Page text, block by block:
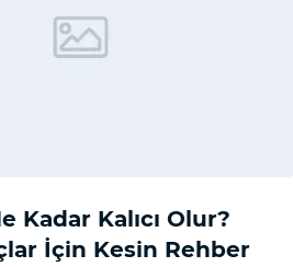
Kadar Kalıcı Olur?
İçin Kesin Rehber